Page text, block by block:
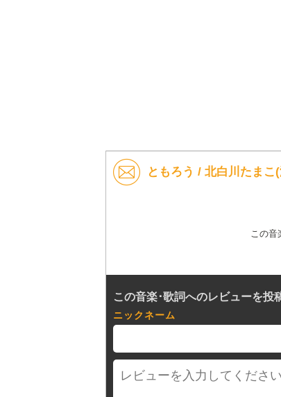
ともろう / 北白川たま
この
この音楽･歌詞へのレビューを投
ニックネーム